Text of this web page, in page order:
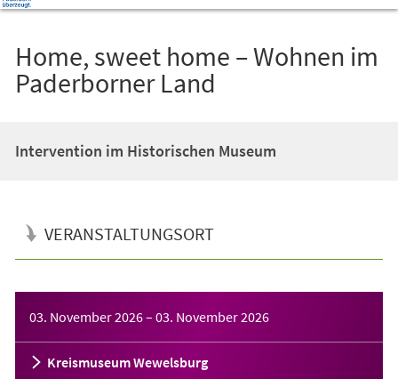
Home, sweet home – Wohnen im
Paderborner Land
Intervention im Historischen Museum
VERANSTALTUNGSORT
03. November 2026– 03. November 2026
Kreismuseum Wewelsburg